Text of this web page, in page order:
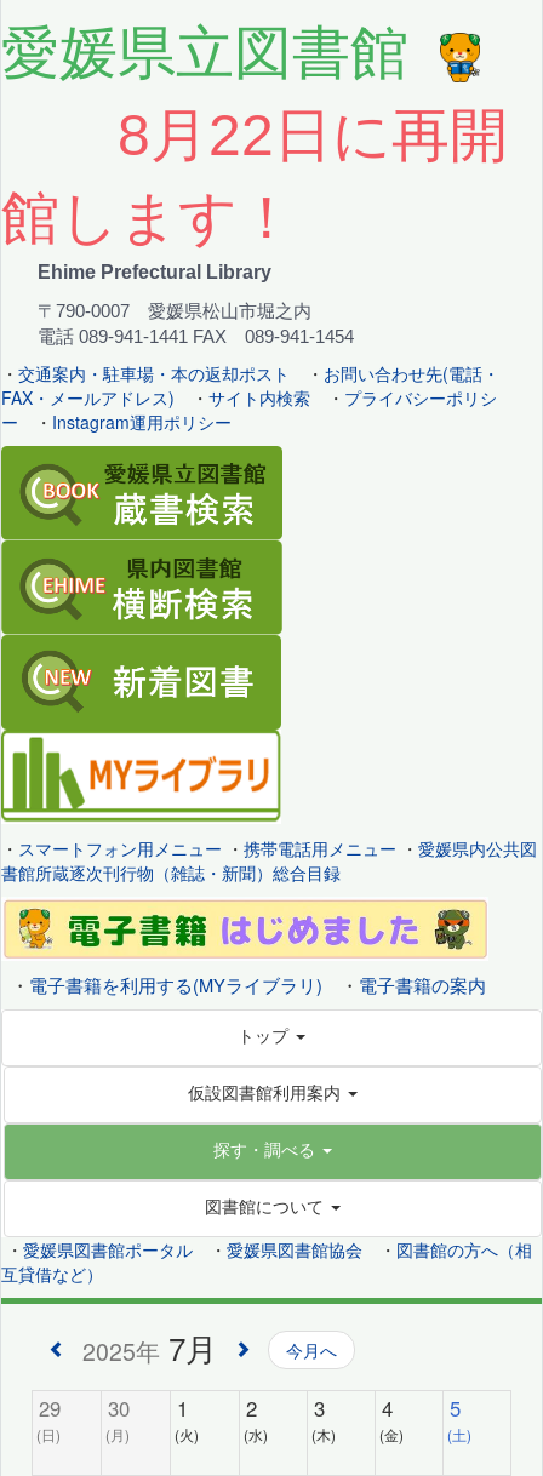
愛媛県立図書館
8月22日に再開
館します！
Ehime Prefectural Library
〒790-0007 愛媛県松山市堀之内
電話 089-941-1441 FAX 089-941-1454
・ 交通案内・駐車場・本の返却ポスト ・ お問い合わせ先(電話・
FAX・メールアドレス) ・ サイト内検索 ・ プライバシーポリシ
ー ・ Instagram運用ポリシー
・ スマートフォン用メニュー ・ 携帯電話用メニュー ・ 愛媛県内公共図
書館所蔵逐次刊行物（雑誌・新聞）総合目録
・ 電子書籍を利用する(MYライブラリ) ・ 電子書籍の案内
トップ
仮設図書館利用案内
探す・調べる
図書館について
・ 愛媛県図書館ポータル ・ 愛媛県図書館協会 ・ 図書館の方へ（相
互貸借など）
2025年 7月 今月へ
29
(日)
30
(月)
1
(火)
2
(水)
3
(木)
4
(金)
5
(土)